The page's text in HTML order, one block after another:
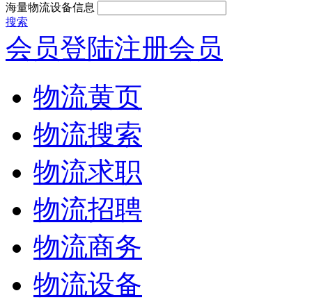
海量物流设备信息
搜索
会员登陆注册会员
物流黄页
物流搜索
物流求职
物流招聘
物流商务
物流设备